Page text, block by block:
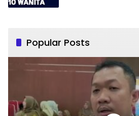
Popular Posts